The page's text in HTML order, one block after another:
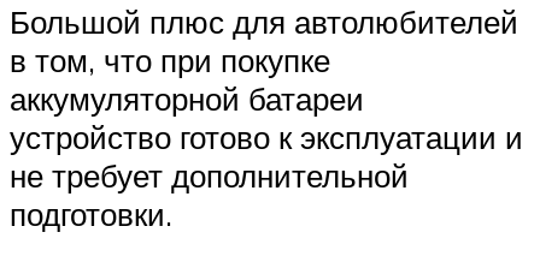
Большой плюс для автолюбителей
в том, что при покупке
аккумуляторной батареи
устройство готово к эксплуатации и
не требует дополнительной
подготовки.